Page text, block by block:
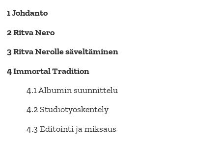
1 Johdanto
2 Ritva Nero
3 Ritva Nerolle säveltäminen
4 Immortal Tradition
4.1 Albumin suunnittelu
4.2 Studiotyöskentely
4.3 Editointi ja miksaus